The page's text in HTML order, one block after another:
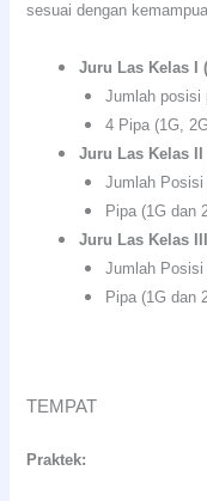
sesuai dengan
Juru Las Kelas I
Jumlah posisi
4 Pipa (1G,
Juru Las Kelas II
Jumlah
Pipa (1G dan
Juru Las Kelas
Jumlah
Pipa (1G dan
TEMPAT
Praktek: